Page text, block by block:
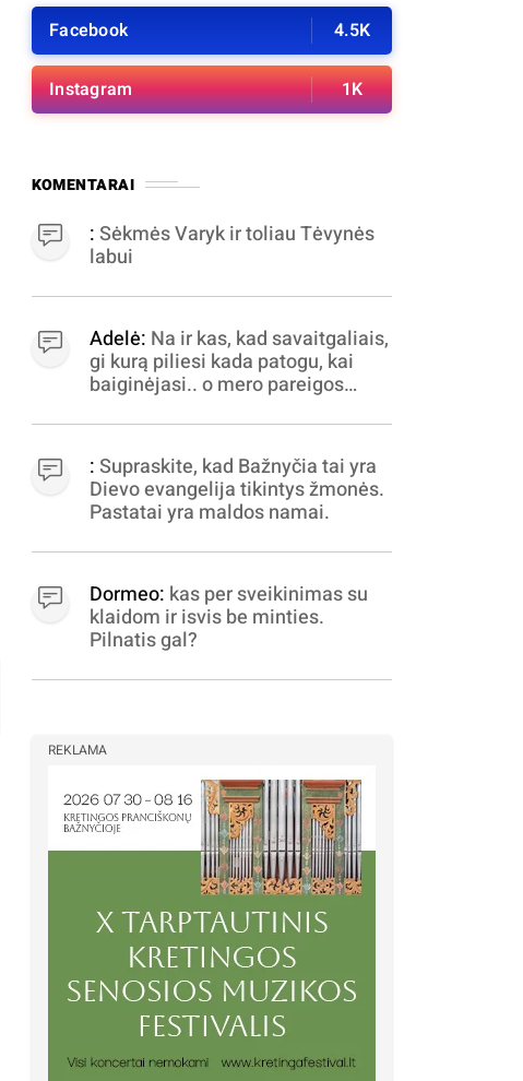
Facebook 4.5K
Instagram 1K
KOMENTARAI
:Sėkmės Varyk ir toliau Tėvynės
labui
Adelė: Na ir kas, kad savaitgaliais,
gi kurą piliesi kada patogu, kai
baiginėjasi.. o mero pareigos
apibrėžiamos.. nežinau,
bereikalingas oro virpinimas,
ieškokit kur milijonus vagia
dujininkai, elektros aferistai,
stadionų statytojai Vilnuje
:Supraskite, kad Bažnyčia tai yra
Dievo evangelija tikintys žmonės.
Pastatai yra maldos namai.
Dormeo: kas per sveikinimas su
klaidom ir isvis be minties.
Pilnatis gal?
REKLAMA